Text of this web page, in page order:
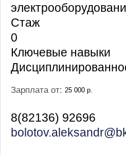
Стаж
0
Ключевые навыки
Зарплата от: 25 000 р.
8(82136) 92696